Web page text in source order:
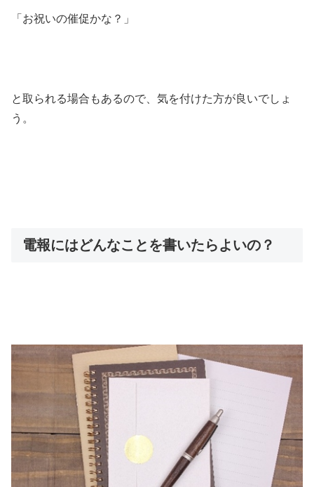
「お祝いの催促かな？」
と取られる場合もあるので、気を付けた方が良いでしょ
う。
電報にはどんなことを書いたらよいの？